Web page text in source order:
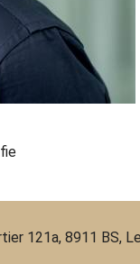
121a, 8911 BS,